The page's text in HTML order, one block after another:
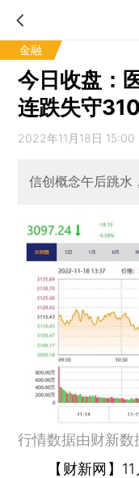
金融
今日收盘：
连跌失守
2022年11月18日 15:00
信创概念午后跳水
行情数据由财新数
【财新网】